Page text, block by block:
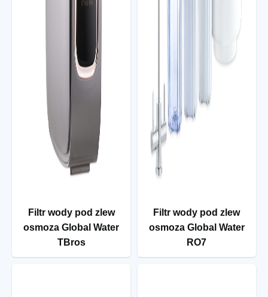
Filtr wody pod zlew
osmoza Global Water
TBros
Filtr wody pod zlew
osmoza Global Water
RO7